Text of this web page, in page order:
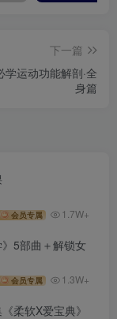
下一篇
学运动功能解剖·全
身篇
会员专属 1.7W+
5部曲＋解锁女
会员专属 1.3W+
柔软X爱宝典》